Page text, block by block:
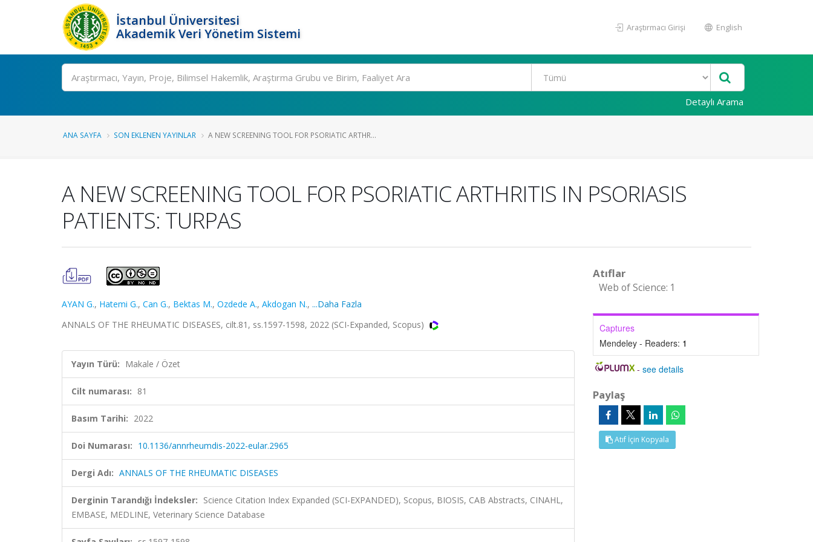
İstanbul Üniversitesi
Akademik Veri Yönetim Sistemi
Araştırmacı Girişi English
Ara
Detaylı Arama
ANA SAYFA SON EKLENEN YAYINLAR A NEW SCREENING TOOL FOR PSORIATIC ARTHR...
A NEW SCREENING TOOL FOR PSORIATIC ARTHRITIS IN PSORIASIS
PATIENTS: TURPAS
AYAN G., Hatemi G., Can G., Bektas M., Ozdede A., Akdogan N., ...Daha Fazla
ANNALS OF THE RHEUMATIC DISEASES, cilt.81, ss.1597-1598, 2022 (SCI-Expanded, Scopus)
Yayın Türü: Makale / Özet
Cilt numarası: 81
Basım Tarihi: 2022
Doi Numarası: 10.1136/annrheumdis-2022-eular.2965
Dergi Adı: ANNALS OF THE RHEUMATIC DISEASES
Derginin Tarandığı İndeksler: Science Citation Index Expanded (SCI-EXPANDED), Scopus, BIOSIS, CAB Abstracts, CINAHL,
EMBASE, MEDLINE, Veterinary Science Database
Atıflar
Web of Science: 1
Captures
Mendeley - Readers: 1
-see details
Paylaş
Atıf İçin Kopyala